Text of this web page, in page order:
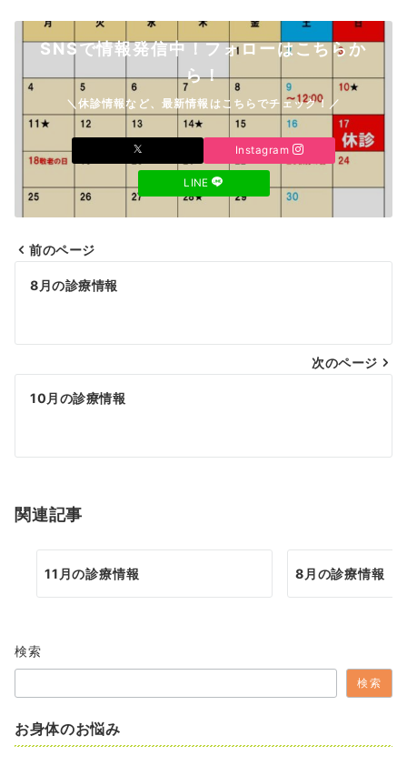
SNSで情報発信中！フォローはこちらか
ら！
＼休診情報など、最新情報はこちらでチェック！／
Instagram
LINE
投
ビ
ゲ
シ
ン
前のページ
8月の診療情報
次のページ
10月の診療情報
関連記事
11月の診療情報 8月の診療情報
検索
検索
お身体のお悩み